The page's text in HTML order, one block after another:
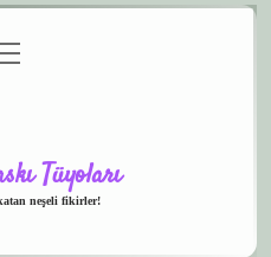
Tüyoları
neşeli fikirler!